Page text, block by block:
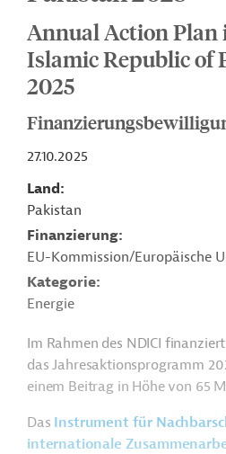
Annual Action Plan
Islamic Republic of
2025
27.10.2025
Land
Pakistan
Finanzierung
EU-Kommission/Europäische
Kategorie
Energie
Im Rahmen des NDICI
das Jahresaktionsprogramm
einem Beitrag in Höhe von 65
Das Instrument für
internationale